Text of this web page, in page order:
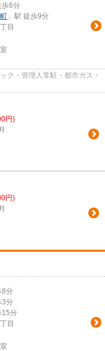
歩6分
」駅 徒歩9分
目
ク・管理人常駐・都市ガス・
円)
円)
8分
3分
15分
目